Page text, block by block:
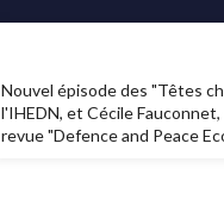
Nouvel épisode des "Têtes
l'IHEDN, et Cécile
revue "Defence and Peace